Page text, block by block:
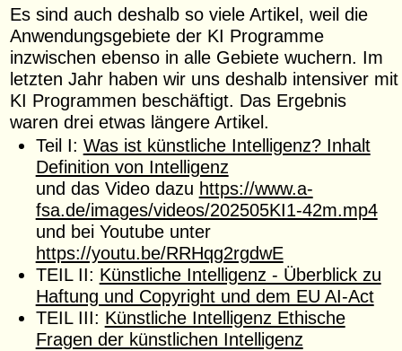
Es sind auch deshalb so viele Artikel, weil die
Anwendungsgebiete der KI Programme
inzwischen ebenso in alle Gebiete wuchern. Im
letzten Jahr haben wir uns deshalb intensiver mit
KI Programmen beschäftigt. Das Ergebnis
waren drei etwas längere Artikel.
Teil I: Was ist künstliche Intelligenz? Inhalt
Definition von Intelligenz
und das Video dazu https://www.a-
fsa.de/images/videos/202505KI1-42m.mp4
und bei Youtube unter
https://youtu.be/RRHqg2rgdwE
TEIL II: Künstliche Intelligenz - Überblick zu
Haftung und Copyright und dem EU AI-Act
TEIL III: Künstliche Intelligenz Ethische
Fragen der künstlichen Intelligenz